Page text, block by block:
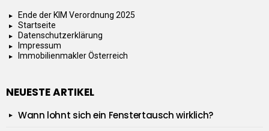
Ende der KIM Verordnung 2025
Startseite
Datenschutzerklärung
Impressum
Immobilienmakler Österreich
NEUESTE ARTIKEL
Wann lohnt sich ein Fenstertausch wirklich?